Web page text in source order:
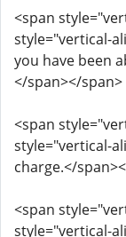
<span
style="vertical-
you have been
</span></span>
<span
style="vertical-
charge.</
<span
style="vertical-